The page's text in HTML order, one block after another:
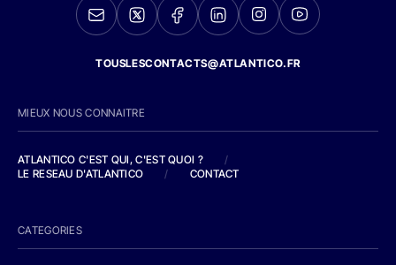
TOUSLESCONTACTS@ATLANTICO.FR
MIEUX NOUS CONNAITRE
ATLANTICO C'EST QUI, C'EST QUOI ?
/
LE RESEAU D'ATLANTICO
/ CONTACT
CATEGORIES